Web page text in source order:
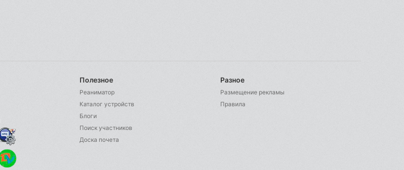
Полезное
Реаниматор
Каталог устройств
Блоги
Поиск участников
Доска почета
Разное
Размещение рекламы
Правила